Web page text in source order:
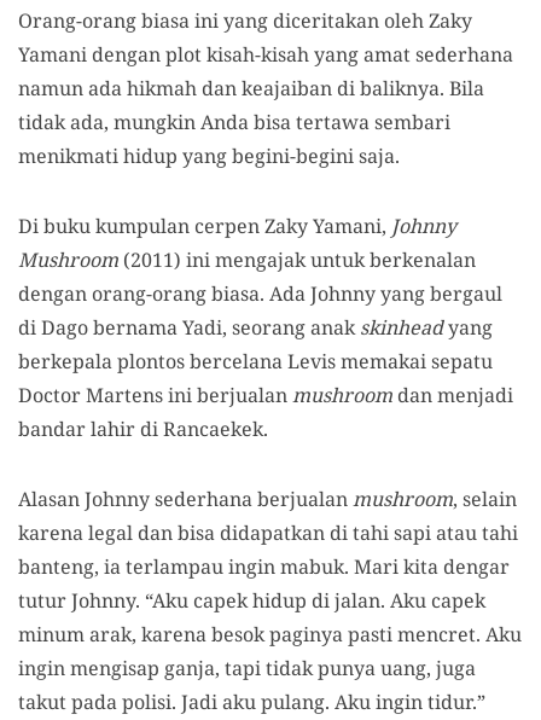
Orang-orang biasa ini yang diceritakan oleh Zaky
Yamani dengan plot kisah-kisah yang amat sederhana
namun ada hikmah dan keajaiban di baliknya. Bila
tidak ada, mungkin Anda bisa tertawa sembari
menikmati hidup yang begini-begini saja.
Di buku kumpulan cerpen Zaky Yamani, Johnny
Mushroom (2011) ini mengajak untuk berkenalan
dengan orang-orang biasa. Ada Johnny yang bergaul
di Dago bernama Yadi, seorang anakskinheadyang
berkepala plontos bercelana Levis memakai sepatu
Doctor Martens ini berjualanmushroom dan menjadi
bandar lahir di Rancaekek.
Alasan Johnny sederhana berjualanmushroom, selain
karena legal dan bisa didapatkan di tahi sapi atau tahi
banteng, ia terlampau ingin mabuk. Mari kita dengar
tutur Johnny. “Aku capek hidup di jalan. Aku capek
minum arak, karena besok paginya pasti mencret. Aku
ingin mengisap ganja, tapi tidak punya uang, juga
takut pada polisi. Jadi aku pulang. Aku ingin tidur.”